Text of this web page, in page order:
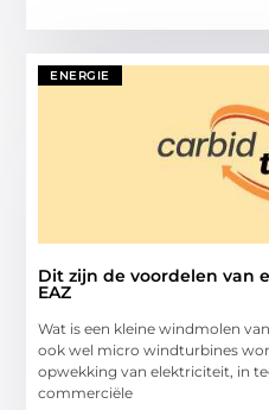
ENERGIE
Dit zijn de voordelen van
EAZ
Wat is een kleine windmolen
ook wel micro windturbines
opwekking van elektriciteit, in
commerciële